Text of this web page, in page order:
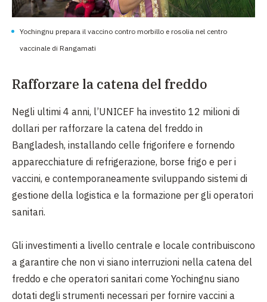
Yochingnu prepara il vaccino contro morbillo e rosolia nel centro
vaccinale di Rangamati
Rafforzare la catena del freddo
Negli ultimi 4 anni, l’UNICEF ha investito 12 milioni di
dollari per rafforzare la catena del freddo in
Bangladesh, installando celle frigorifere e fornendo
apparecchiature di refrigerazione, borse frigo e per i
vaccini, e contemporaneamente sviluppando sistemi di
gestione della logistica e la formazione per gli operatori
sanitari.
Gli investimenti a livello centrale e locale contribuiscono
a garantire che non vi siano interruzioni nella catena del
freddo e che operatori sanitari come Yochingnu siano
dotati degli strumenti necessari per fornire vaccini a